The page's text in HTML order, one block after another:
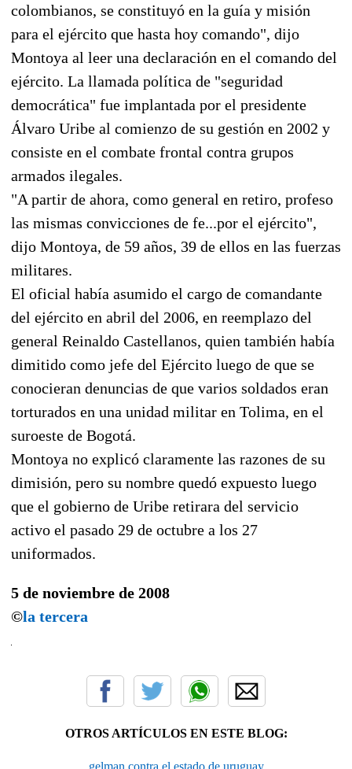
colombianos, se constituyó en la guía y misión
para el ejército que hasta hoy comando", dijo
Montoya al leer una declaración en el comando del
ejército. La llamada política de "seguridad
democrática" fue implantada por el presidente
Álvaro Uribe al comienzo de su gestión en 2002 y
consiste en el combate frontal contra grupos
armados ilegales.
"A partir de ahora, como general en retiro, profeso
las mismas convicciones de fe...por el ejército",
dijo Montoya, de 59 años, 39 de ellos en las fuerzas
militares.
El oficial había asumido el cargo de comandante
del ejército en abril del 2006, en reemplazo del
general Reinaldo Castellanos, quien también había
dimitido como jefe del Ejército luego de que se
conocieran denuncias de que varios soldados eran
torturados en una unidad militar en Tolima, en el
suroeste de Bogotá.
Montoya no explicó claramente las razones de su
dimisión, pero su nombre quedó expuesto luego
que el gobierno de Uribe retirara del servicio
activo el pasado 29 de octubre a los 27
uniformados.
5 de noviembre de 2008
©la tercera
OTROS ARTÍCULOS EN ESTE BLOG:
gelman contra el estado de uruguay